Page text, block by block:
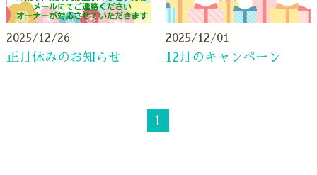
2025/12/26
正月休みのお知らせ
2025/12/01
12月のキャンペーン
1